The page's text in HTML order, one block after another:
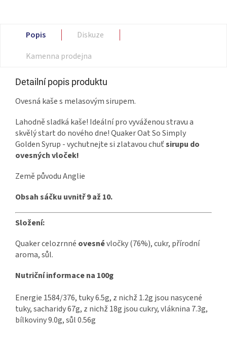
Popis
Diskuze
Kamenna prodejna
Detailní popis produktu
Ovesná kaše s melasovým sirupem.
Lahodně sladká kaše! Ideální pro vyváženou stravu a
skvělý start do nového dne! Quaker Oat So Simply
Golden Syrup - vychutnejte si zlatavou chuťsirupu do
ovesných vloček!
Země původu Anglie
Obsah sáčku uvnitř 9 až 10.
Složení:
Quaker celozrnné ovesnévločky (76%), cukr, přírodní
aroma, sůl.
Nutriční informace na 100g
Energie 1584/376, tuky 6.5g, z nichž 1.2g jsou nasycené
tuky, sacharidy 67g, z nichž 18g jsou cukry, vláknina 7.3g,
bílkoviny 9.0g, sůl 0.56g